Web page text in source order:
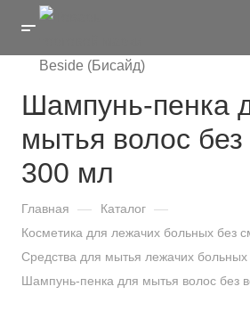
Шампунь-пенка
мытья волос
300 мл
Главная — Каталог —
Косметика для лежачих больных без
Средства для мытья лежачих больных
Шампунь-пенка для мытья волос без